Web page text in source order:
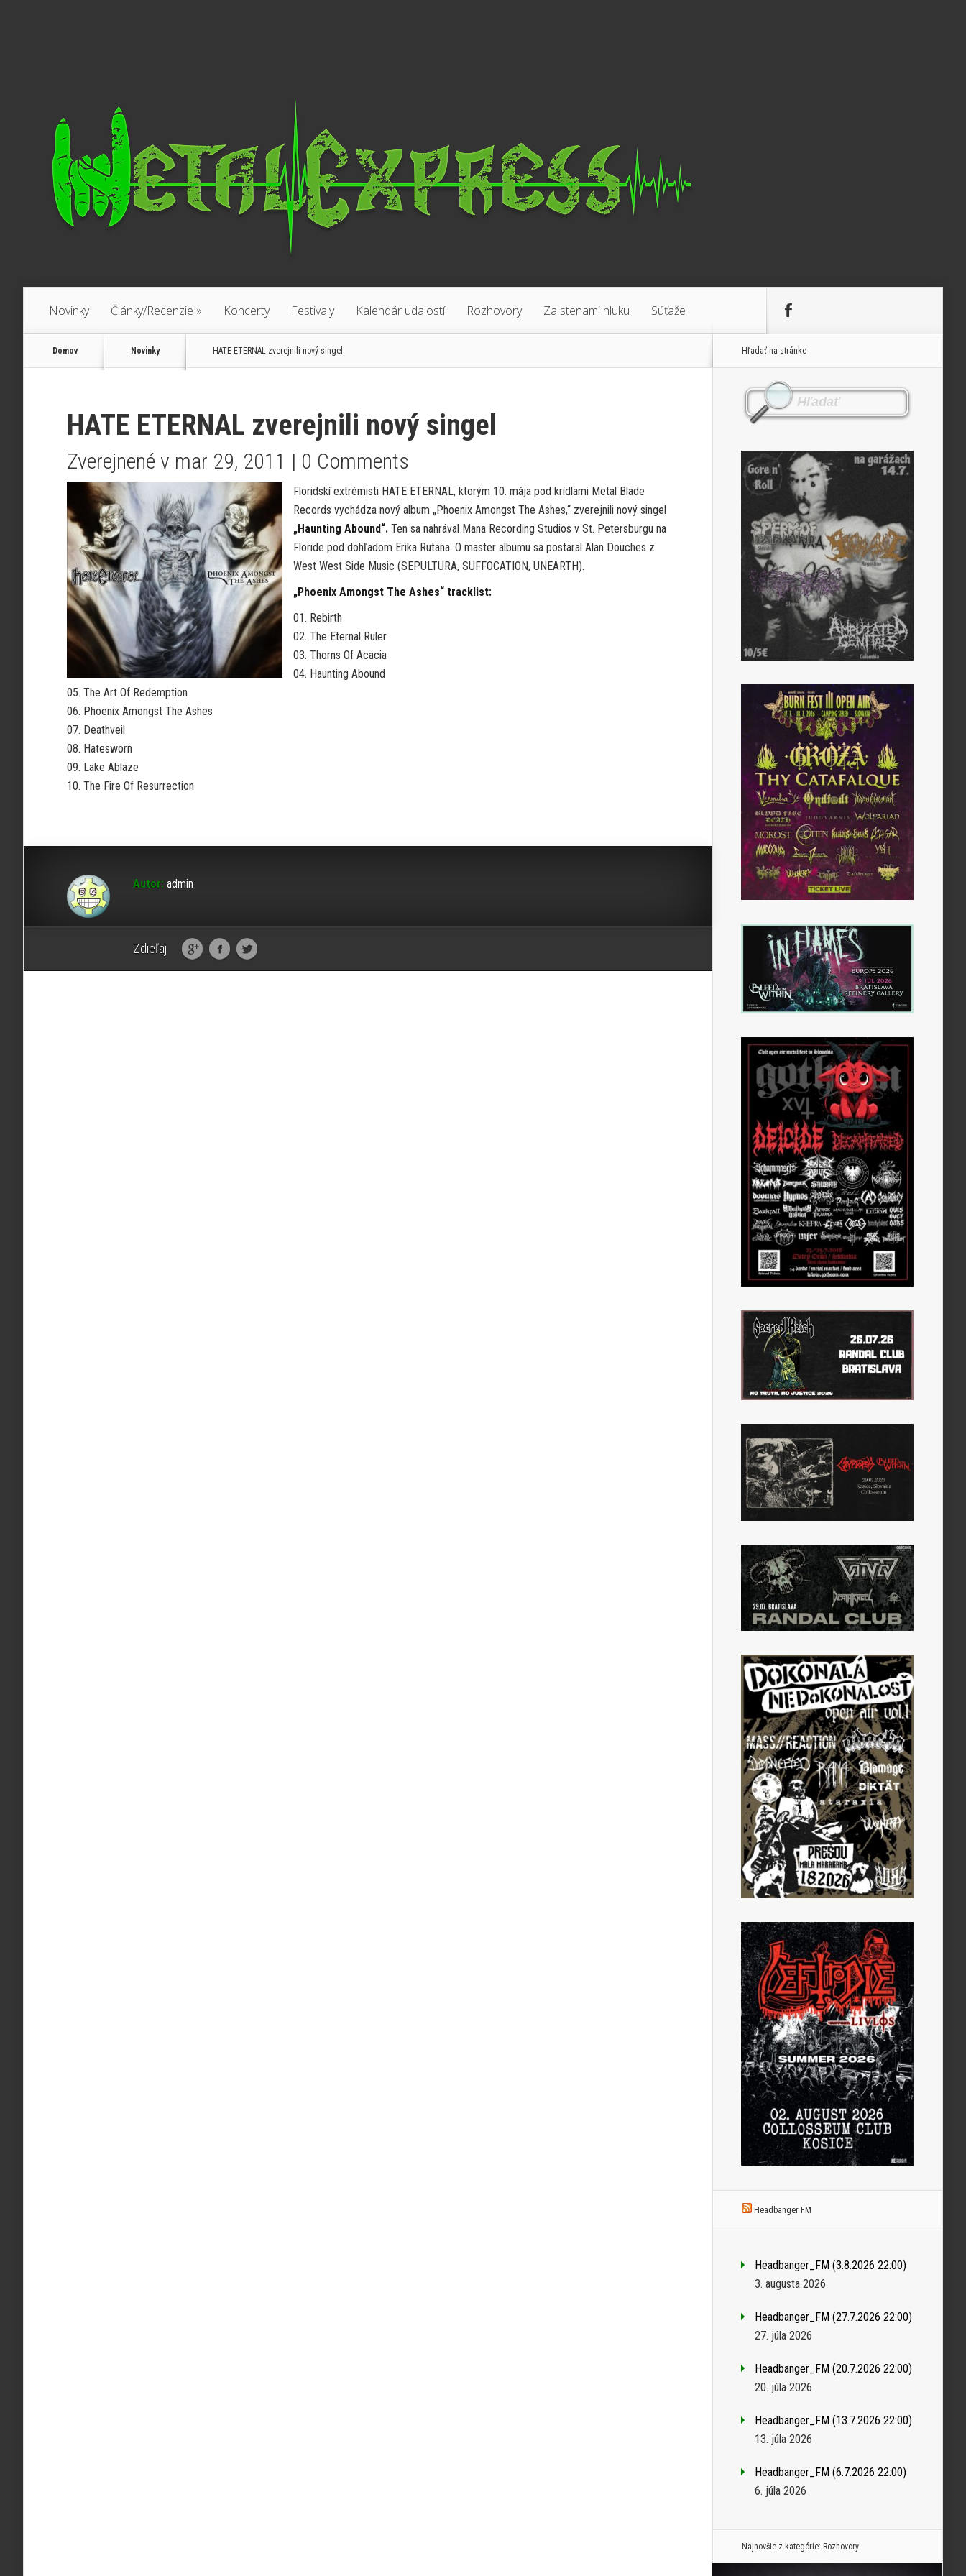
Novinky Články/Recenzie » Koncerty Festivaly Kalendár udalostí Rozhovory Za stenami hluku Súťaže
Domov Novinky HATE ETERNAL zverejnili nový singel
HATE ETERNAL zverejnili nový singel
Zverejnené v mar 29, 2011 | 0 Comments
Floridskí extrémisti HATE ETERNAL, ktorým 10. mája pod krídlami Metal Blade
Records vychádza nový album „Phoenix Amongst The Ashes,“ zverejnili nový singel
„Haunting Abound“. Ten sa nahrával Mana Recording Studios v St. Petersburgu na
Floride pod dohľadom Erika Rutana. O master albumu sa postaral Alan Douches z
West West Side Music (SEPULTURA, SUFFOCATION, UNEARTH).
„Phoenix Amongst The Ashes“ tracklist:
01. Rebirth
02. The Eternal Ruler
03. Thorns Of Acacia
04. Haunting Abound
05. The Art Of Redemption
06. Phoenix Amongst The Ashes
07. Deathveil
08. Hatesworn
09. Lake Ablaze
10. The Fire Of Resurrection
Autor: admin
Zdieľaj
Hľadať na stránke
Headbanger FM
Headbanger_FM (3.8.2026 22:00)
3. augusta 2026
Headbanger_FM (27.7.2026 22:00)
27. júla 2026
Headbanger_FM (20.7.2026 22:00)
20. júla 2026
Headbanger_FM (13.7.2026 22:00)
13. júla 2026
Headbanger_FM (6.7.2026 22:00)
6. júla 2026
Najnovšie z kategórie: Rozhovory